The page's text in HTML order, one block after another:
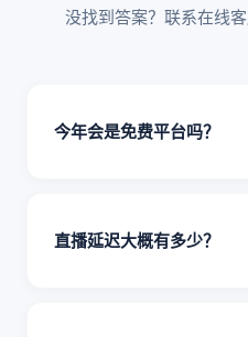
没找到答案？联系在线
今年会是免费平台吗？
直播延迟大概有多少？